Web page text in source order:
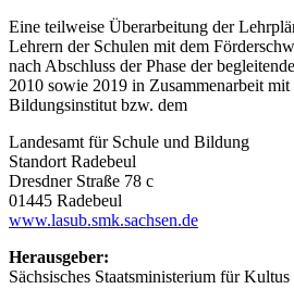
Eine teilweise Überarbeitung der
Lehrern der Schulen mit dem
nach Abschluss der Phase der
2010 sowie 2019 in Zusammenarbeit mit
Bildungsinstitut bzw. dem
Landesamt für Schule und Bildung
Standort Radebeul
Dresdner Straße 78 c
01445 Radebeul
www.lasub.smk.sachsen.de
Herausgeber:
Sächsisches Staatsministerium für Kultus